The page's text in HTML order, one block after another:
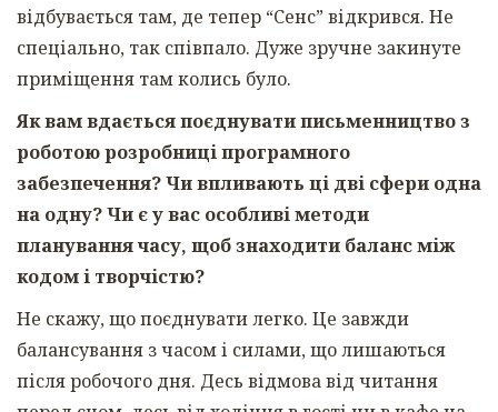
відбувається там, де тепер “Сенс” відкрився. Не
спеціально, так співпало. Дуже зручне закинуте
приміщення там колись було.
Як вам вдається поєднувати письменництво з
роботою розробниці програмного
забезпечення? Чи впливають ці дві сфери одна
на одну? Чи є у вас особливі методи
планування часу, щоб знаходити баланс між
кодом і творчістю?
Не скажу, що поєднувати легко. Це завжди
балансування з часом і силами, що лишаються
після робочого дня. Десь відмова від читання